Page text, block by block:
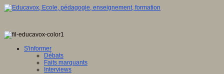
S'informer
Débats
Faits marquants
Interviews